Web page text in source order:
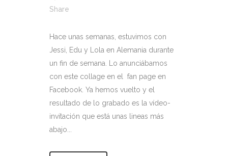
Share
Hace unas semanas, estuvimos con
Jessi, Edu y Lola en Alemania durante
un fin de semana. Lo anunciábamos
con este collage en el fan page en
Facebook. Ya hemos vuelto y el
resultado de lo grabado es la vídeo-
invitación que está unas lineas más
abajo...